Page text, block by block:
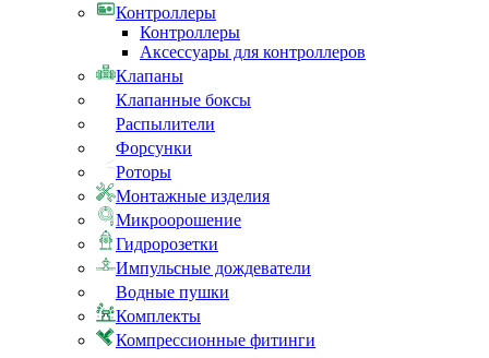
Контроллеры
Контроллеры
Аксессуары для контроллеров
Клапаны
Клапанные боксы
Распылители
Форсунки
Роторы
Монтажные изделия
Микроорошение
Гидророзетки
Импульсные дождеватели
Водные пушки
Комплекты
Компрессионные фитинги